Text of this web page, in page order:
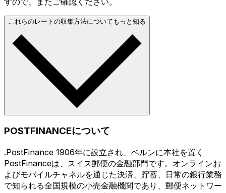
これらのレートの収集方法についてもっと知る
POSTFINANCEについて
.PostFinance 1906年に設立され、ベルンに本社を置く
PostFinanceは、スイス郵便の金融部門です。オンラインお
よびモバイルチャネルを通じた決済、貯蓄、日常の銀行業務
で知られる全国規模の小売金融機関であり、郵便ネットワー